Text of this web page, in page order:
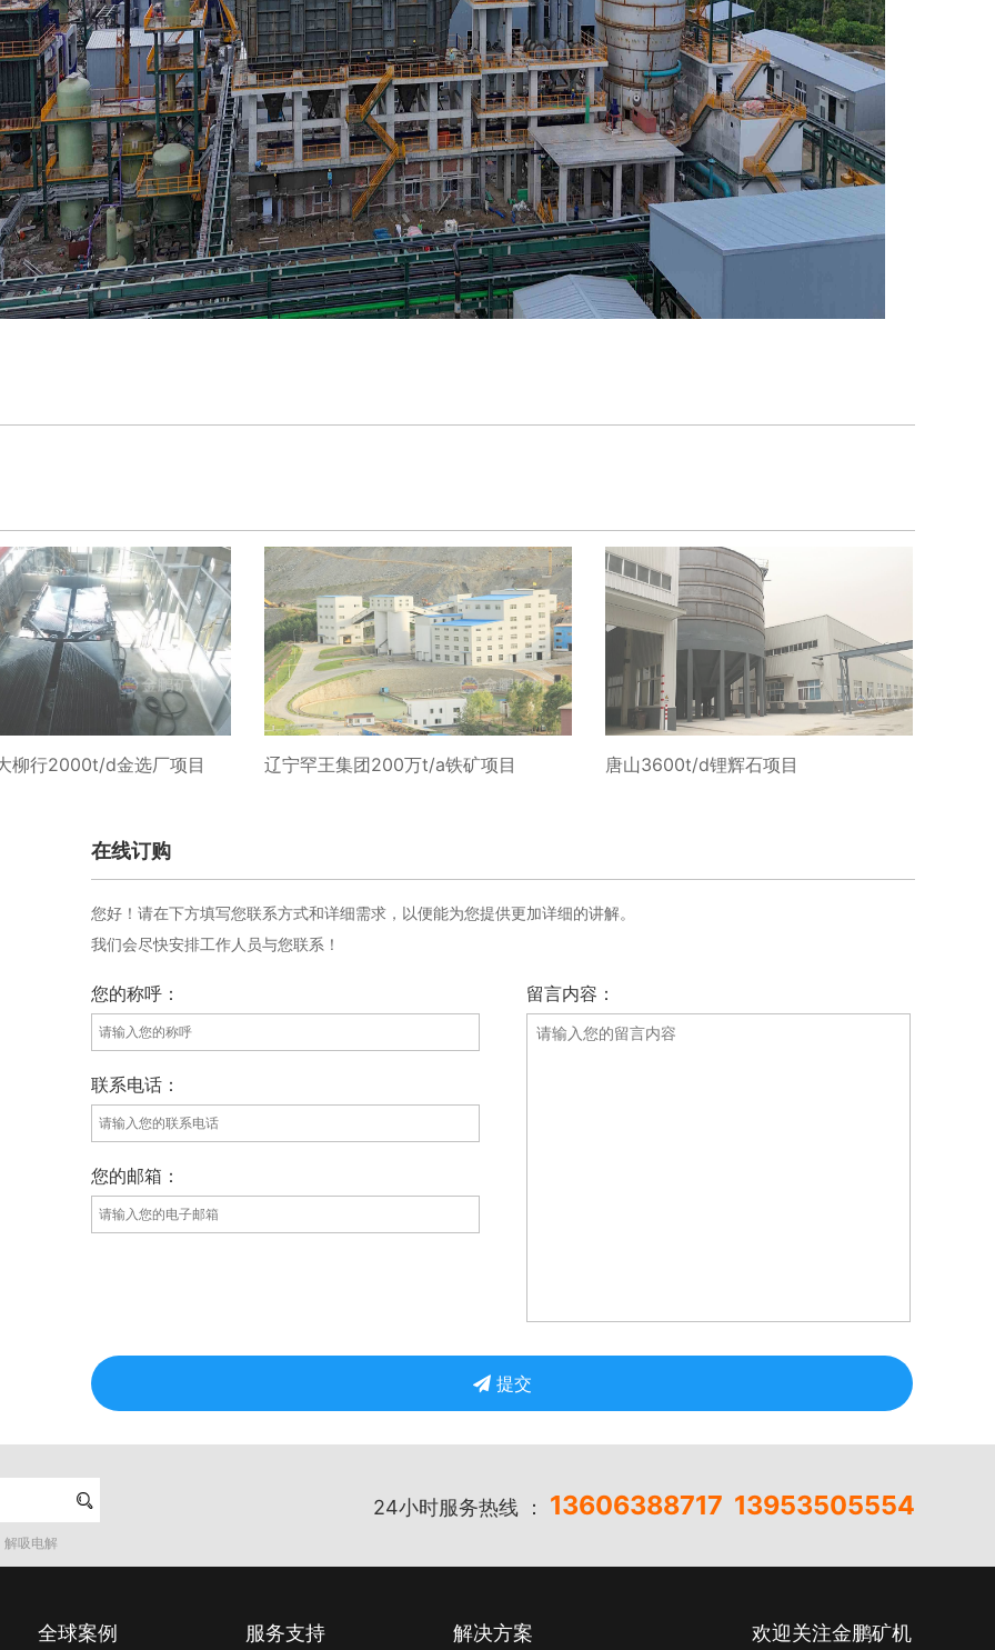
柳行2000t/d金选厂项目 辽宁罕王集团200万t/a铁矿项目 唐山3600t/d锂辉石项目
在线订购
您好！请在下方填写您联系方式和详细需求，以便能为您提供更加详细的讲解。
我们会尽快安排工作人员与您联系！
您的称呼：
联系电话：
您的邮箱：
留言内容：
提交
 24小时服务热线 ： 13606388717 13953505554
解吸电解
全球案例 服务支持 解决方案 欢迎关注金鹏矿机